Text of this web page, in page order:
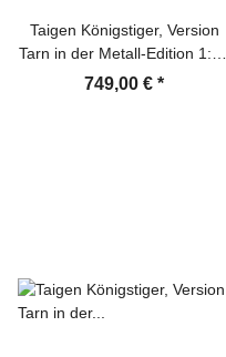
Taigen Königstiger, Version
Tarn in der Metall-Edition 1:16
mit BB-Einheit /KWK
749,00 € *